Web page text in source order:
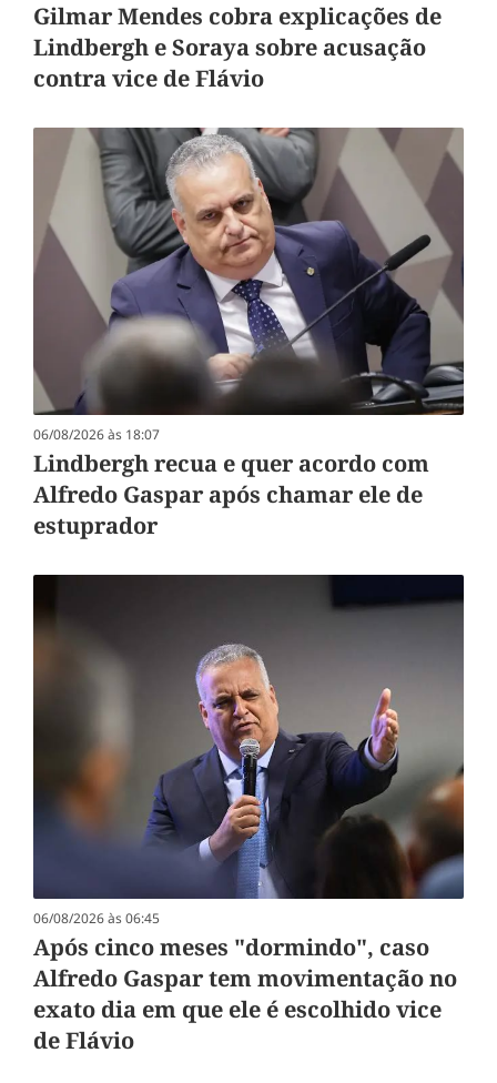
Gilmar Mendes cobra explicações de
Lindbergh e Soraya sobre acusação
contra vice de Flávio
06/08/2026 às 18:07
Lindbergh recua e quer acordo com
Alfredo Gaspar após chamar ele de
estuprador
06/08/2026 às 06:45
Após cinco meses "dormindo", caso
Alfredo Gaspar tem movimentação no
exato dia em que ele é escolhido vice
de Flávio